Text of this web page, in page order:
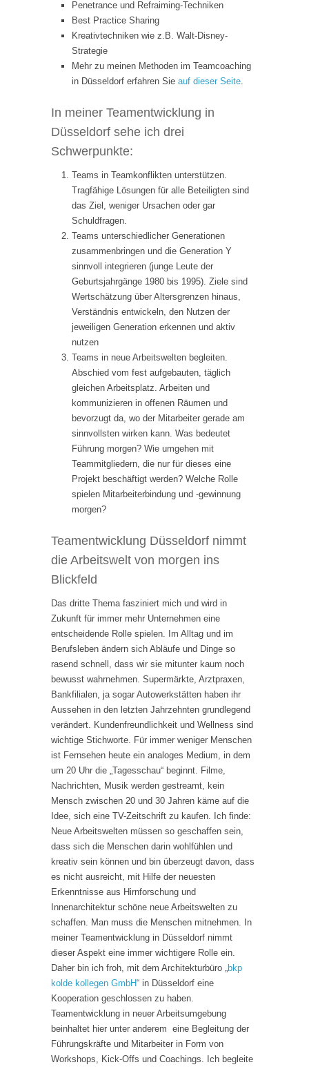
Penetrance und Refraiming-Techniken
Best Practice Sharing
Kreativtechniken wie z.B. Walt-Disney-
Strategie
Mehr zu meinen Methoden im Teamcoaching
in Düsseldorf erfahren Sie auf dieser Seite.
In meiner Teamentwicklung in
Düsseldorf sehe ich drei
Schwerpunkte:
Teams in Teamkonflikten unterstützen.
Tragfähige Lösungen für alle Beteiligten sind
das Ziel, weniger Ursachen oder gar
Schuldfragen.
Teams unterschiedlicher Generationen
zusammenbringen und die Generation Y
sinnvoll integrieren (junge Leute der
Geburtsjahrgänge 1980 bis 1995). Ziele sind
Wertschätzung über Altersgrenzen hinaus,
Verständnis entwickeln, den Nutzen der
jeweiligen Generation erkennen und aktiv
nutzen
Teams in neue Arbeitswelten begleiten.
Abschied vom fest aufgebauten, täglich
gleichen Arbeitsplatz. Arbeiten und
kommunizieren in offenen Räumen und
bevorzugt da, wo der Mitarbeiter gerade am
sinnvollsten wirken kann. Was bedeutet
Führung morgen? Wie umgehen mit
Teammitgliedern, die nur für dieses eine
Projekt beschäftigt werden? Welche Rolle
spielen Mitarbeiterbindung und -gewinnung
morgen?
Teamentwicklung Düsseldorf nimmt
die Arbeitswelt von morgen ins
Blickfeld
Das dritte Thema fasziniert mich und wird in
Zukunft für immer mehr Unternehmen eine
entscheidende Rolle spielen. Im Alltag und im
Berufsleben ändern sich Abläufe und Dinge so
rasend schnell, dass wir sie mitunter kaum noch
bewusst wahrnehmen. Supermärkte, Arztpraxen,
Bankfilialen, ja sogar Autowerkstätten haben ihr
Aussehen in den letzten Jahrzehnten grundlegend
verändert. Kundenfreundlichkeit und Wellness sind
wichtige Stichworte. Für immer weniger Menschen
ist Fernsehen heute ein analoges Medium, in dem
um 20 Uhr die „Tagesschau“ beginnt. Filme,
Nachrichten, Musik werden gestreamt, kein
Mensch zwischen 20 und 30 Jahren käme auf die
Idee, sich eine TV-Zeitschrift zu kaufen. Ich finde:
Neue Arbeitswelten müssen so geschaffen sein,
dass sich die Menschen darin wohlfühlen und
kreativ sein können und bin überzeugt davon, dass
es nicht ausreicht, mit Hilfe der neuesten
Erkenntnisse aus Hirnforschung und
Innenarchitektur schöne neue Arbeitswelten zu
schaffen. Man muss die Menschen mitnehmen. In
meiner Teamentwicklung in Düsseldorf nimmt
dieser Aspekt eine immer wichtigere Rolle ein.
Daher bin ich froh, mit dem Architekturbüro „bkp
kolde kollegen GmbH“ in Düsseldorf eine
Kooperation geschlossen zu haben.
Teamentwicklung in neuer Arbeitsumgebung
beinhaltet hier unter anderem eine Begleitung der
Führungskräfte und Mitarbeiter in Form von
Workshops, Kick-Offs und Coachings. Ich begleite